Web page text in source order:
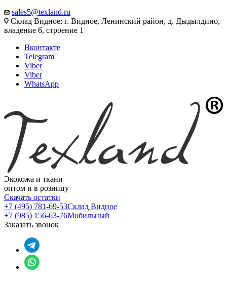
sales5@texland.ru
Склад Видное: г. Видное, Ленинский район, д. Дыдылдино,
владение 6, строение 1
Вконтакте
Telegram
Viber
Viber
WhatsApp
Экокожа и ткани
оптом и в розницу
Скачать остатки
+7 (495) 781-69-53Склад Видное
+7 (985) 156-63-76Мобильный
Заказать звонок